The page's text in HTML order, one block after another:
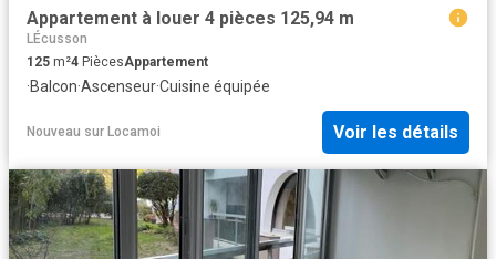
Appartement à louer 4 pièces 125,94 m
LÉcusson
125 m²4 PiècesAppartement
·Balcon·Ascenseur·Cuisine équipée
Nouveau sur Locamoi Voir les détails